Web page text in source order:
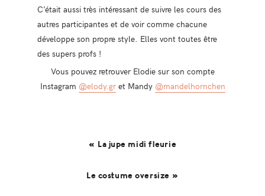
C’était aussi très intéressant de suivre les cours des
autres participantes et de voir comme chacune
développe son propre style. Elles vont toutes être
des supers profs !
Vous pouvez retrouver Elodie sur son compte
Instagram @elody.gret Mandy @mandelhornchen
« La jupe midi fleurie
Le costume oversize »